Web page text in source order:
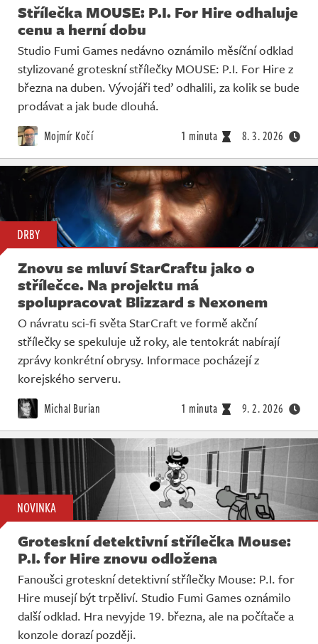
Střílečka MOUSE: P.I. For Hire odhaluje
cenu a herní dobu
Studio Fumi Games nedávno oznámilo měsíční odklad
stylizované groteskní střílečky MOUSE: P.I. For Hire z
března na duben. Vývojáři teď odhalili, za kolik se bude
prodávat a jak bude dlouhá.
Mojmír Kočí 1 minuta 8. 3. 2026
DRBY
Znovu se mluví StarCraftu jako o
střílečce. Na projektu má
spolupracovat Blizzard s Nexonem
O návratu sci-fi světa StarCraft ve formě akční
střílečky se spekuluje už roky, ale tentokrát nabírají
zprávy konkrétní obrysy. Informace pocházejí z
korejského serveru.
Michal Burian 1 minuta 9. 2. 2026
NOVINKA
Groteskní detektivní střílečka Mouse:
P.I. for Hire znovu odložena
Fanoušci groteskní detektivní střílečky Mouse: P.I. for
Hire musejí být trpěliví. Studio Fumi Games oznámilo
další odklad. Hra nevyjde 19. března, ale na počítače a
konzole dorazí později.